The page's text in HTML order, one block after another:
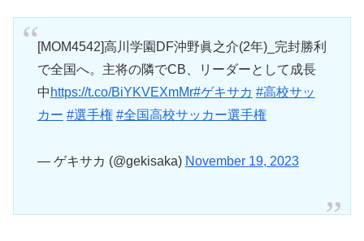
[MOM4542]高川学園DF沖野眞之介(2年)_完封勝利
で全国へ。主将の隣でCB、リーダーとして成長
中 https://t.co/BiYKVEXmMr#ゲキサカ #高校サッ
カー #選手権 #全国高校サッカー選手権
— ゲキサカ (@gekisaka) November 19, 2023